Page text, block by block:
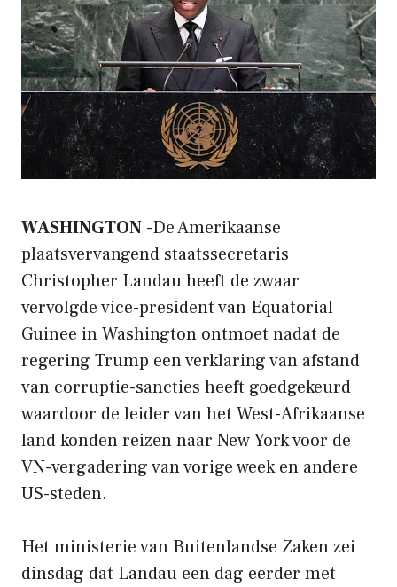
WASHINGTON -De Amerikaanse
plaatsvervangend staatssecretaris
Christopher Landau heeft de zwaar
vervolgde vice-president van Equatorial
Guinee in Washington ontmoet nadat de
regering Trump een verklaring van afstand
van corruptie-sancties heeft goedgekeurd
waardoor de leider van het West-Afrikaanse
land konden reizen naar New York voor de
VN-vergadering van vorige week en andere
US-steden.
Het ministerie van Buitenlandse Zaken zei
dinsdag dat Landau een dag eerder met